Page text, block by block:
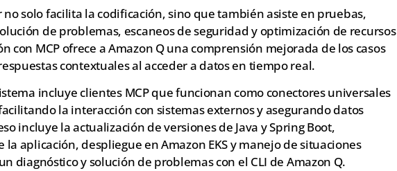
no solo facilita la codificación, sino que también asiste en pruebas,
de problemas, escaneos de seguridad y optimización de recursos
con MCP ofrece a Amazon Q una comprensión mejorada de los casos
contextuales al acceder a datos en tiempo real.
incluye clientes MCP que funcionan como conectores universales
la interacción con sistemas externos y asegurando datos
incluye la actualización de versiones de Java y Spring Boot,
la aplicación, despliegue en Amazon EKS y manejo de situaciones
diagnóstico y solución de problemas con el CLI de Amazon Q.